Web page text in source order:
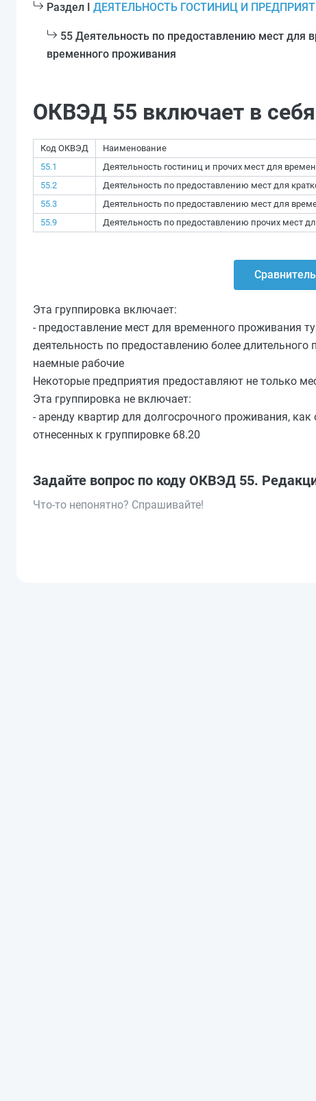
Раздел I ДЕЯТЕЛЬНОСТЬ ГОСТИНИЦ И
55 Деятельность по предоставлению мест для
временного проживания
ОКВЭД 55 включает в себя
Код ОКВЭД
Наименование
55.1
Деятельность гостиниц и прочих мест для
55.2
Деятельность по предоставлению мест для
55.3
Деятельность по предоставлению мест для
55.9
Деятельность по предоставлению прочих мест
Эта группировка включает:
- предоставление мест для временного
деятельность по предоставлению более
наемные рабочие
Некоторые предприятия предоставляют не только
Эта группировка не включает:
- аренду квартир для долгосрочного проживания,
отнесенных к группировке 68.20
Задайте вопрос по коду ОКВЭД 55.
Что-то непонятно? Спрашивайте!